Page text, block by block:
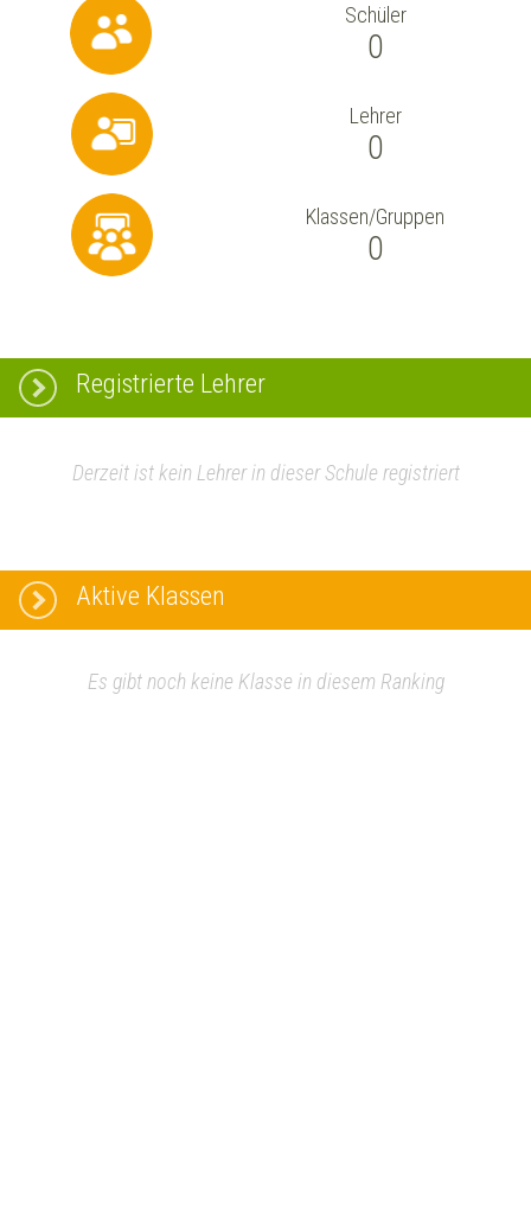
Schüler
0
Lehrer
0
Klassen/Gruppen
0
Registrierte Lehrer
Derzeit ist kein Lehrer in dieser Schule registriert
Aktive Klassen
Es gibt noch keine Klasse in diesem Ranking